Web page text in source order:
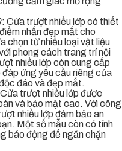
Cửa trượt nhiều lớp có thiết
nhấn đẹp mắt cho
chọn từ nhiều loại vật liệu
phong cách trang trí nội
nhiều lớp còn cung cấp
ứng yêu cầu riêng của
đáo và đẹp mắt.
trượt nhiều lớp được
và bảo mật cao. Với công
nhiều lớp đảm bảo an
Một số mẫu còn có tính
báo động để ngăn chặn